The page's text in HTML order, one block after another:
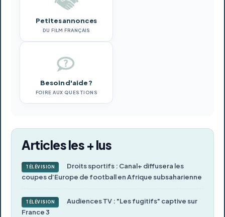
Petites annonces
DU FILM FRANÇAIS
Besoin d'aide ?
FOIRE AUX QUESTIONS
Articles les + lus
TÉLÉVISION
Droits sportifs : Canal+ diffusera les
coupes d’Europe de football en Afrique subsaharienne
TÉLÉVISION
Audiences TV : "Les fugitifs" captive sur
France 3